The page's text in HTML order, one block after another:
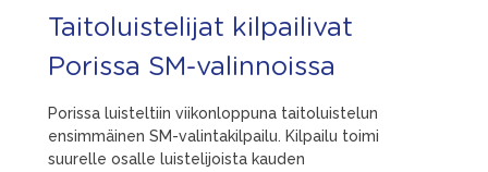
Taitoluistelijat kilpailivat
Porissa SM-valinnoissa
Porissa luisteltiin viikonloppuna taitoluistelun
ensimmäinen SM-valintakilpailu. Kilpailu toimi
suurelle osalle luistelijoista kauden